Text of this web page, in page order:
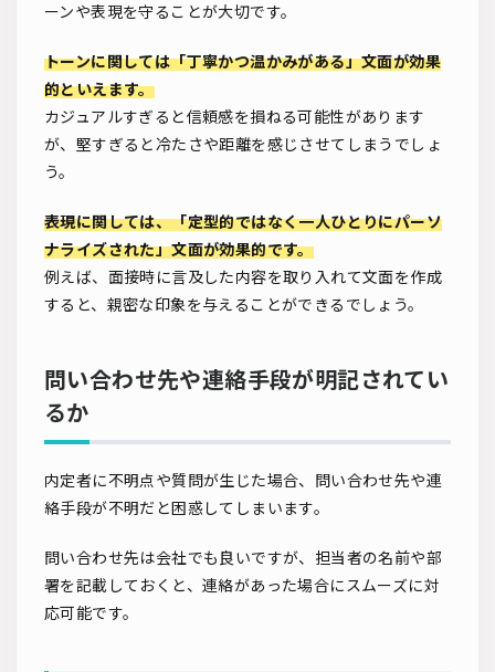
ーンや表現を守ることが大切です。
トーンに関しては「丁寧かつ温かみがある」文面が効果
的といえます。
カジュアルすぎると信頼感を損ねる可能性があります
が、堅すぎると冷たさや距離を感じさせてしまうでしょ
う。
表現に関しては、「定型的ではなく一人ひとりにパーソ
ナライズされた」文面が効果的です。
例えば、面接時に言及した内容を取り入れて文面を作成
すると、親密な印象を与えることができるでしょう。
問い合わせ先や連絡手段が明記されてい
るか
内定者に不明点や質問が生じた場合、問い合わせ先や連
絡手段が不明だと困惑してしまいます。
問い合わせ先は会社でも良いですが、担当者の名前や部
署を記載しておくと、連絡があった場合にスムーズに対
応可能です。